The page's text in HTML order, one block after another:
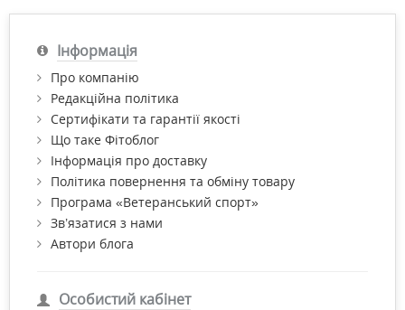
Інформація
Про компанію
Редакційна політика
Сертифікати та гарантії якості
Що таке Фітоблог
Інформація про доставку
Політика повернення та обміну товару
Програма «Ветеранський спорт»
Зв’язатися з нами
Автори блога
Особистий кабінет